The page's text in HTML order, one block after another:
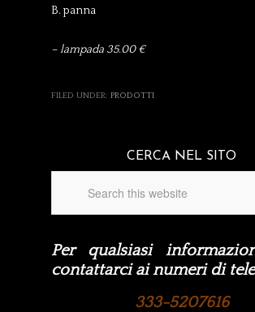
B. panna
– lampada 35.00 €
FILED UNDER: PRODOTTI
CERCA NEL SITO
Per qualsiasi
contattarci ai numeri di
333-5207616